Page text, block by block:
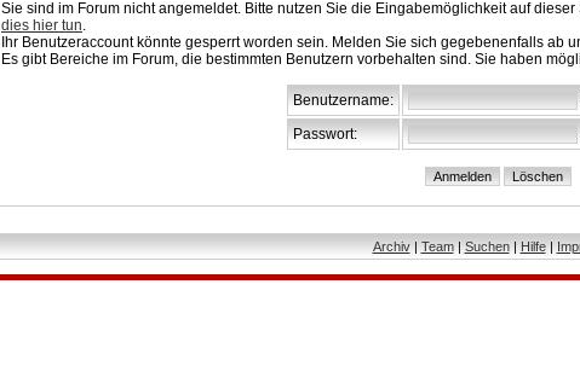
Sie sind im Forum nicht angemeldet. Bitte nutzen Sie die Eingabemöglichkeit auf
dies hier tun.
Ihr Benutzeraccount könnte gesperrt worden sein. Melden Sie sich gegebenenfalls ab
Es gibt Bereiche im Forum, die bestimmten Benutzern vorbehalten sind. Sie haben
Benutzername:
Passwort:
Archiv| Team| Suchen| Hilfe|